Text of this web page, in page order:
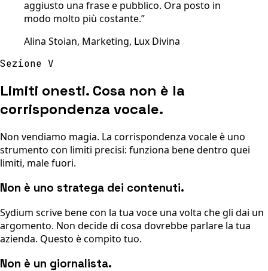
aggiusto una frase e pubblico. Ora posto in
modo molto più costante.”
Alina Stoian, Marketing, Lux Divina
Sezione V
Limiti onesti. Cosa non è la
corrispondenza vocale.
Non vendiamo magia. La corrispondenza vocale è uno
strumento con limiti precisi: funziona bene dentro quei
limiti, male fuori.
Non è uno stratega dei contenuti.
Sydium scrive bene con la tua voce una volta che gli dai un
argomento. Non decide di cosa dovrebbe parlare la tua
azienda. Questo è compito tuo.
Non è un giornalista.